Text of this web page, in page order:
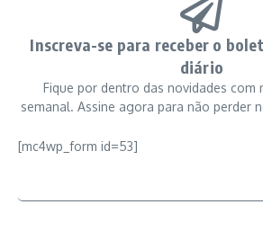
Inscreva-se para receber o
diário
Fique por dentro das novidades com
semanal. Assine agora para não perder
[mc4wp_form id=53]